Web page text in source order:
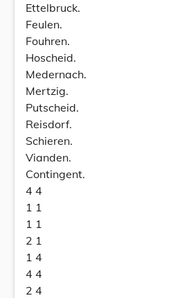
Ettelbruck.
Feulen.
Fouhren.
Hoscheid.
Medernach.
Mertzig.
Putscheid.
Reisdorf.
Schieren.
Vianden.
Contingent.
4 4
1 1
1 1
2 1
1 4
4 4
2 4